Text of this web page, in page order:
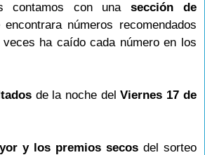
contamos con una sección de
encontrara números recomendados
ha caído cada número en los
de la noche delViernes 17 de
y los premios secosdel sorteo